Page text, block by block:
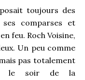
toujours des
comparses et
feu. Roch Voisine,
Un peu comme
pas totalement
le soir de la